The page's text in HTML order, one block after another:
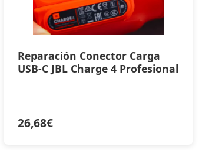
Reparación Conector Carga
USB-C JBL Charge 4 Profesional
26,68€